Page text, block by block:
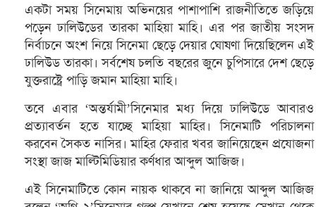
একটা সময় সিনেমায় অভিনয়ের পাশাপাশি রাজনীতিতে জড়িয়ে
পড়েন ঢালিউডের তারকা মাহিয়া মাহি। এর পর জাতীয় সংসদ
নির্বাচনে অংশ নিয়ে সিনেমা ছেড়ে দেয়ার ঘোষণা দিয়েছিলেন এই
ঢালিউড তারকা। সর্বশেষ চলতি বছরের জুনে চুপিসারে দেশ ছেড়ে
যুক্তরাষ্ট্রে পাড়ি জমান মাহিয়া মাহি।
তবে এবার ‘অন্তর্যামী’সিনেমার মধ্য দিয়ে ঢালিউডে আবারও
প্রত্যাবর্তন হতে যাচ্ছে মাহিয়া মাহির। সিনেমাটি পরিচালনা
করবেন সৈকত নাসির। মাহির ফেরার খবর জানিয়েছেন প্রযোজনা
সংস্থা জাজ মাল্টিমিডিয়ার কর্ণধার আব্দুল আজিজ।
এই সিনেমাটিতে কোন নায়ক থাকবে না জানিয়ে আব্দুল আজিজ